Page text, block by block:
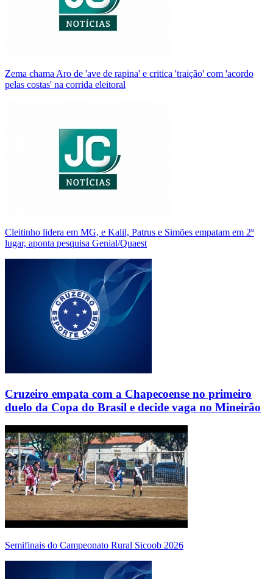
Zema chama Aro de 'ave de rapina' e critica 'traição' com 'acordo
pelas costas' na corrida eleitoral
Cleitinho lidera em MG, e Kalil, Patrus e Simões empatam em 2º
lugar, aponta pesquisa Genial/Quaest
Cruzeiro empata com a Chapecoense no primeiro
duelo da Copa do Brasil e decide vaga no Mineirão
Semifinais do Campeonato Rural Sicoob 2026